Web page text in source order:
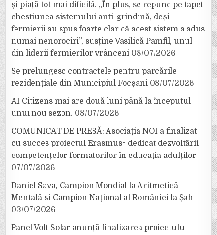
și piață tot mai dificilă. „În plus, se repune pe tapet
chestiunea sistemului anti-grindină, deși
fermierii au spus foarte clar că acest sistem a adus
numai nenorociri”, susține Vasilică Pamfil, unul
din liderii fermierilor vrânceni 08/07/2026
Se prelungesc contractele pentru parcările
rezidențiale din Municipiul Focșani 08/07/2026
AI Citizens mai are două luni până la începutul
unui nou sezon. 08/07/2026
COMUNICAT DE PRESĂ: Asociația NOI a finalizat
cu succes proiectul Erasmus+ dedicat dezvoltării
competențelor formatorilor în educația adulților
07/07/2026
Daniel Sava, Campion Mondial la Aritmetică
Mentală și Campion Național al României la Șah
03/07/2026
Panel Volt Solar anunță finalizarea proiectului